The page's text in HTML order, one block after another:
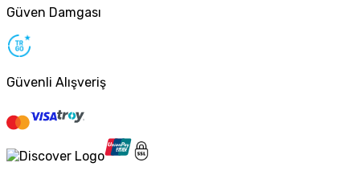
Güven Damgası
Güvenli Alışveriş